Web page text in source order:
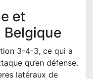
et
3-4-3, ce qui a
qu’en défense.
latéraux de